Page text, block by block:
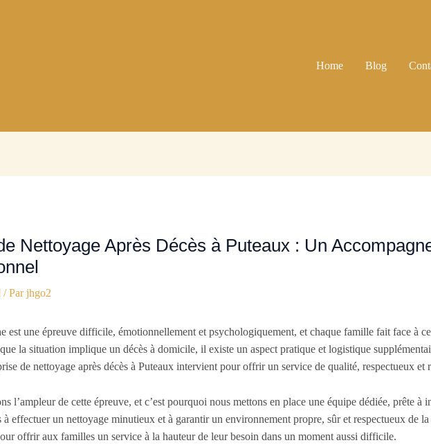
Home
Blog
Nettoyage Après Décès à Puteaux : Un
/ Parjhgo2
est une épreuve difficile, émotionnellement et psychologiquement, et chaque famille fait face à
la situation implique un décès à domicile, il existe un aspect pratique et logistique
de nettoyage après décès à Puteaux intervient pour offrir un service de qualité, respectueux et
l’ampleur de cette épreuve, et c’est pourquoi nous mettons en place une équipe dédiée, prête à
à effectuer un nettoyage minutieux et à garantir un environnement propre, sûr et respectueux de
offrir aux familles un service à la hauteur de leur besoin dans un moment aussi difficile.